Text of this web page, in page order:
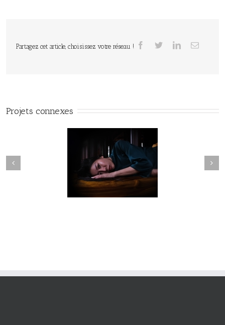
Partagez cet article, choisissez votre réseau !
Projets connexes
Fleuve #040
Fleuve #039